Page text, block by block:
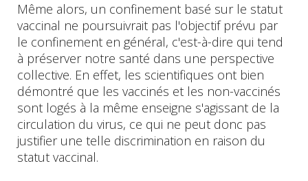
Même alors, un confinement basé sur le statut
vaccinal ne poursuivrait pas l'objectif prévu par
le confinement en général, c'est-à-dire qui tend
à préserver notre santé dans une perspective
collective. En effet, les scientifiques ont bien
démontré que les vaccinés et les non-vaccinés
sont logés à la même enseigne s'agissant de la
circulation du virus, ce qui ne peut donc pas
justifier une telle discrimination en raison du
statut vaccinal.